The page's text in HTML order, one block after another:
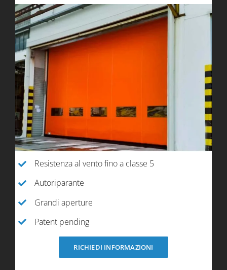
Resistenza al vento fino a classe 5
Autoriparante
Grandi aperture
Patent pending
RICHIEDI INFORMAZIONI